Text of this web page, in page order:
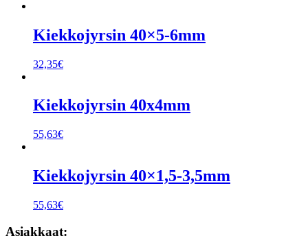
Kiekkojyrsin 40×5-6mm
32,35€
Kiekkojyrsin 40x4mm
55,63€
Kiekkojyrsin 40×1,5-3,5mm
55,63€
Asiakkaat: